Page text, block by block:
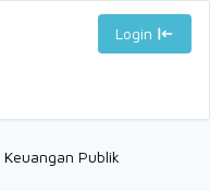
Login
Publik